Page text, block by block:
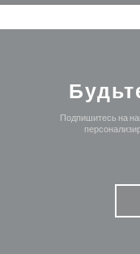
Подпишитесь на